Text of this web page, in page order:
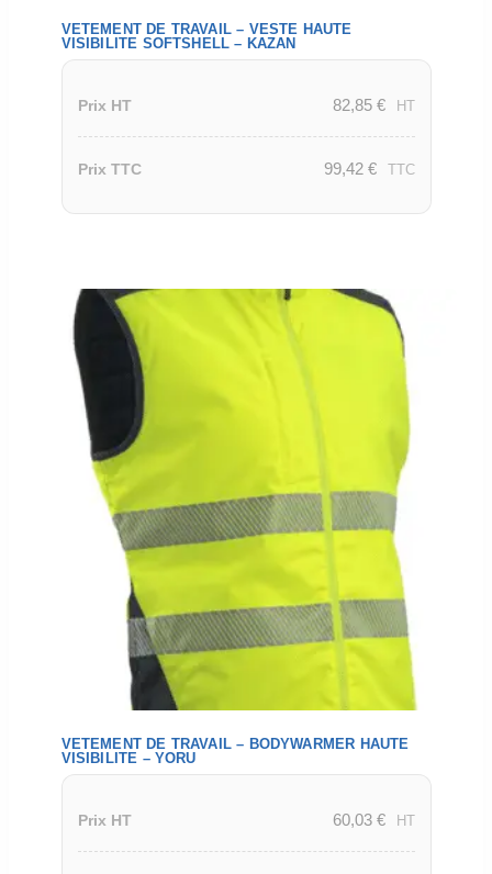
VETEMENT DE TRAVAIL – VESTE HAUTE
VISIBILITE SOFTSHELL – KAZAN
Prix HT 82,85 € HT
Prix TTC 99,42 € TTC
VETEMENT DE TRAVAIL – BODYWARMER HAUTE
VISIBILITE – YORU
Prix HT 60,03 € HT